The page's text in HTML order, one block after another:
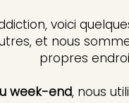
voici
et nous
propres
week-end, nous